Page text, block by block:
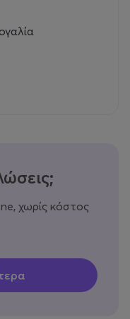
χωρίς κόστος